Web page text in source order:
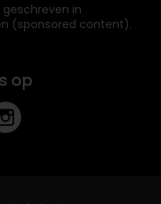
geschreven in
(sponsored content).
op